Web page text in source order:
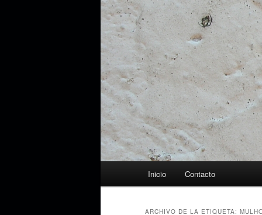
Inicio Contacto
ARCHIVO DE LA ETIQUETA: